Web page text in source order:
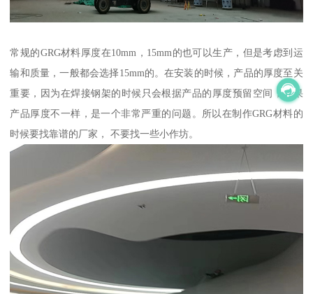
常规的GRG材料厚度在10mm，15mm的也可以生产，但是考虑到运
输和质量，一般都会选择15mm的。在安装的时候，产品的厚度至关
重要，因为在焊接钢架的时候只会根据产品的厚度预留空间，如果
产品厚度不一样，是一个非常严重的问题。所以在制作GRG材料的
时候要找靠谱的厂家， 不要找一些小作坊。